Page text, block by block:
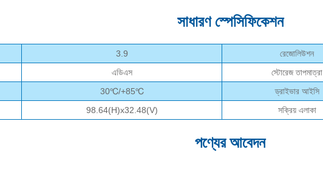
সাধারণ স্পেসিফিকেশন
3.9 রেজোলিউশন
এডিএস স্টোরেজ তাপমাত্রা
30℃/+85℃ ড্রাইভার আইসি
98.64(H)x32.48(V) সক্রিয় এলাকা
পণ্যের আবেদন